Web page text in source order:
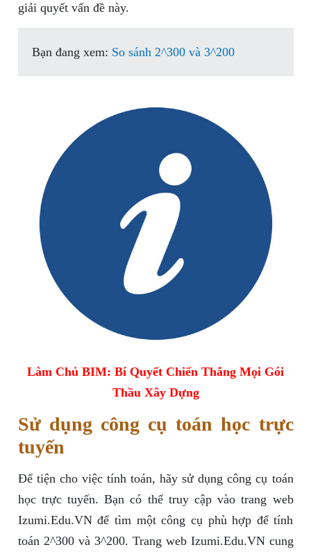
giải quyết vấn đề này.
Bạn đang xem: So sánh 2^300 và 3^200
Làm Chủ BIM: Bí Quyết Chiến Thắng Mọi Gói
Thầu Xây Dựng
Sử dụng công cụ toán học trực
tuyến
Để tiện cho việc tính toán, hãy sử dụng công cụ toán
học trực tuyến. Bạn có thể truy cập vào trang web
Izumi.Edu.VN để tìm một công cụ phù hợp để tính
toán 2^300 và 3^200. Trang web Izumi.Edu.VN cung